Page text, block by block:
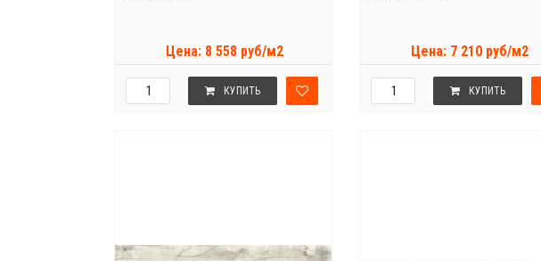
Цена: 8 558 руб/м2
КУПИТЬ
Цена: 7 210 руб/м2
КУПИТЬ